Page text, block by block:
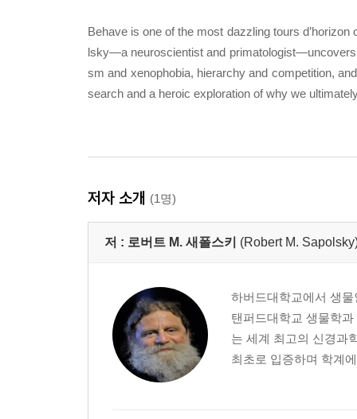
Behave is one of the most dazzling tours
lsky―a neuroscientist and primatologist―uncovers
sm and xenophobia, hierarchy and competition,
search and a heroic exploration of why we
저자 소개 (1명)
저 : 로버트 M. 새폴스키 (Robert M.
하버드대학교에서 생
탠퍼드대학교 생물학
는 세계 최고의 신경과
최초로 입증하며 학계